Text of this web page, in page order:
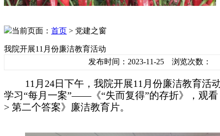
当前页面： 首页 > 党建之窗
我院开展11月份廉洁教育活动
发布时间：2023-11-25 浏览次数：
11月24日下午，我院开展11月份廉洁教育活
学习“每月一案”——《“失而复得”的存折》，观
> 第二个答案》廉洁教育片。